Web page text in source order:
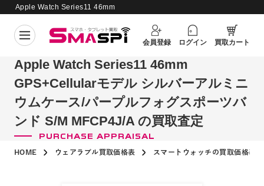
買取価格更新日：2026年8月6日
Apple Watch Series11 46mm
ニウムケース/パープルフォグスポーツ
バンド S/M MFCP4J/A の買取査定
会員登録 ログイン 買取カート
Apple Watch Series11 46mm
GPS+Cellularモデル シルバーアルミニ
ウムケース/パープルフォグスポーツバ
ンド S/M MFCP4J/A の買取査定
PURCHASE APPRAISAL
HOME ウェアラブル買取価格表 スマートウォッチの買取価格表